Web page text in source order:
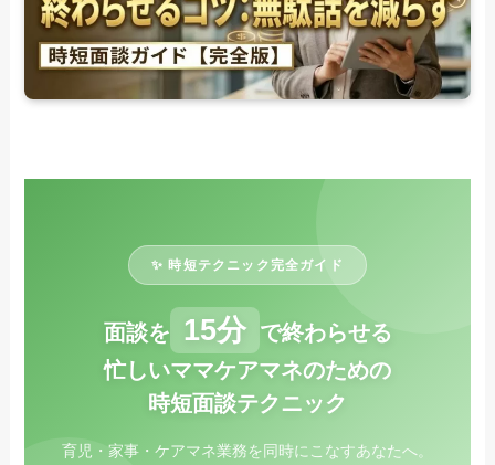
✨ 時短テクニック完全ガイド
面談を 15分
で終わらせる
忙しいママケアマネのための
時短面談テクニック
育児・家事・ケアマネ業務を同時にこなすあなたへ。